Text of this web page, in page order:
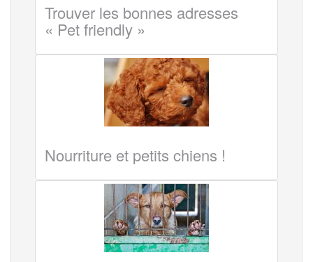
Trouver les bonnes adresses
« Pet friendly »
Nourriture et petits chiens !